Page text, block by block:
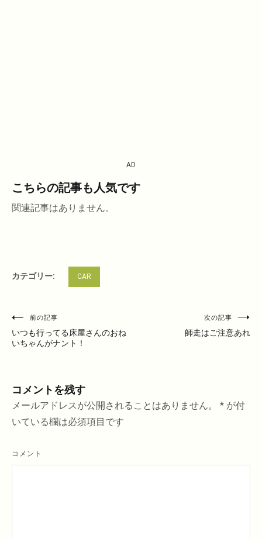
AD
こちらの記事も人気です
関連記事はありません。
カテゴリー: CAR
投
稿
ナ
ー
シ
ョ
前の記事
いつも行ってる床屋さんのおね
いちゃんがナント！
次の記事
師走はご注意あれ
コメントを残す
メールアドレスが公開されることはありません。 * が付
いている欄は必須項目です
コメント